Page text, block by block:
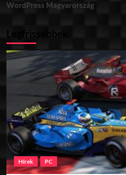
WordPress Magyarország
Legfrissebbek
Hírek PC